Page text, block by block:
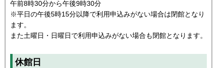
午前8時30分から午後9時30分
※平日の午後5時15分以降で利用申込みがない場合は閉館となり
ます。
また土曜日・日曜日で利用申込みがない場合も閉館となります。
休館日